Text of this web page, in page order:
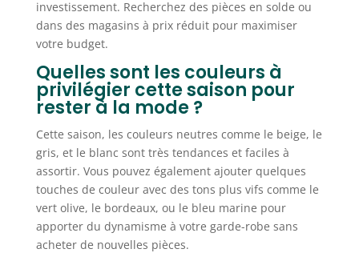
investissement. Recherchez des pièces en solde ou
dans des magasins à prix réduit pour maximiser
votre budget.
Quelles sont les couleurs à
privilégier cette saison pour
rester à la mode ?
Cette saison, les couleurs neutres comme le beige, le
gris, et le blanc sont très tendances et faciles à
assortir. Vous pouvez également ajouter quelques
touches de couleur avec des tons plus vifs comme le
vert olive, le bordeaux, ou le bleu marine pour
apporter du dynamisme à votre garde-robe sans
acheter de nouvelles pièces.